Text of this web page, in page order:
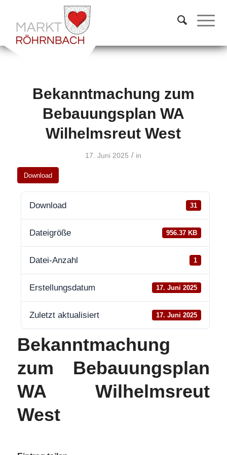
Bekanntmachung zum
Bebauungsplan WA
Wilhelmsreut West
17. Juni 2025 / in
Download
Download 31
Dateigröße 956.37 KB
Datei-Anzahl 1
Erstellungsdatum 17. Juni 2025
Zuletzt aktualisiert 17. Juni 2025
Bekanntmachung
zum Bebauungsplan
WA Wilhelmsreut
West